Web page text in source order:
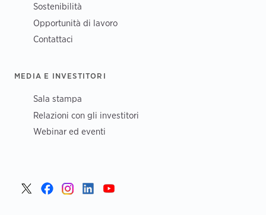
Sostenibilità
Opportunità di lavoro
Contattaci
MEDIA E INVESTITORI
Sala stampa
Relazioni con gli investitori
Webinar ed eventi